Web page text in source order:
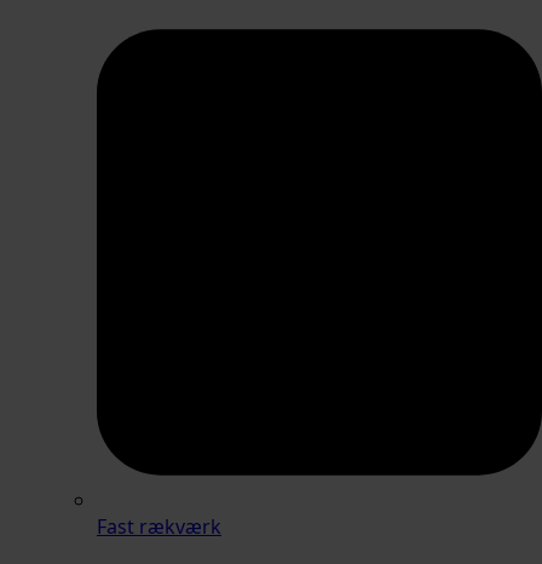
Fast rækværk